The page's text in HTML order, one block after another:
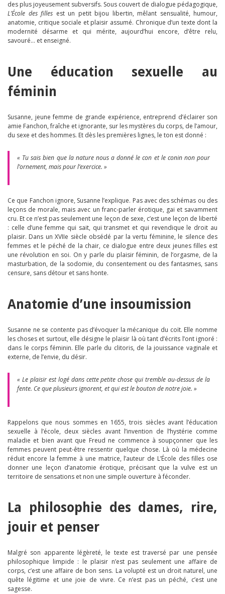
des plus joyeusement subversifs. Sous couvert de dialogue pédagogique,
L’École des filles est un petit bijou libertin, mêlant sensualité, humour,
anatomie, critique sociale et plaisir assumé. Chronique d’un texte dont la
modernité désarme et qui mérite, aujourd’hui encore, d’être relu,
savouré… et enseigné.
Une éducation sexuelle au
féminin
Susanne, jeune femme de grande expérience, entreprend d’éclairer son
amie Fanchon, fraîche et ignorante, sur les mystères du corps, de l’amour,
du sexe et des hommes. Et dès les premières lignes, le ton est donné :
« Tu sais bien que la nature nous a donné le con et le conin non pour
l’ornement, mais pour l’exercice. »
Ce que Fanchon ignore, Susanne l’explique. Pas avec des schémas ou des
leçons de morale, mais avec un franc-parler érotique, gai et savamment
cru. Et ce n’est pas seulement une leçon de sexe, c’est une leçon de liberté
: celle d’une femme qui sait, qui transmet et qui revendique le droit au
plaisir. Dans un XVIIe siècle obsédé par la vertu féminine, le silence des
femmes et le péché de la chair, ce dialogue entre deux jeunes filles est
une révolution en soi. On y parle du plaisir féminin, de l’orgasme, de la
masturbation, de la sodomie, du consentement ou des fantasmes, sans
censure, sans détour et sans honte.
Anatomie d’une insoumission
Susanne ne se contente pas d’évoquer la mécanique du coït. Elle nomme
les choses et surtout, elle désigne le plaisir là où tant d’écrits l’ont ignoré :
dans le corps féminin. Elle parle du clitoris, de la jouissance vaginale et
externe, de l’envie, du désir.
« Le plaisir est logé dans cette petite chose qui tremble au-dessus de la
fente. Ce que plusieurs ignorent, et qui est le bouton de notre joie. »
Rappelons que nous sommes en 1655, trois siècles avant l’éducation
sexuelle à l’école, deux siècles avant l’invention de l’hystérie comme
maladie et bien avant que Freud ne commence à soupçonner que les
femmes peuvent peut-être ressentir quelque chose. Là où la médecine
réduit encore la femme à une matrice, l’auteur de L’École des filles ose
donner une leçon d’anatomie érotique, précisant que la vulve est un
territoire de sensations et non une simple ouverture à féconder.
La philosophie des dames, rire,
jouir et penser
Malgré son apparente légèreté, le texte est traversé par une pensée
philosophique limpide : le plaisir n’est pas seulement une affaire de
corps, c’est une affaire de bon sens. La volupté est un droit naturel, une
quête légitime et une joie de vivre. Ce n’est pas un péché, c’est une
sagesse.